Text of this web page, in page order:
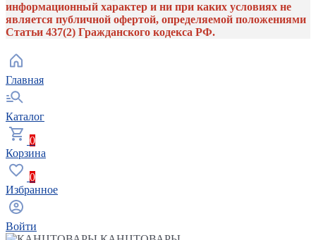
информационный характер и ни при каких условиях не
является публичной офертой, определяемой положениями
Статьи 437(2) Гражданского кодекса РФ.
Главная
Каталог
0
Корзина
0
Избранное
Войти